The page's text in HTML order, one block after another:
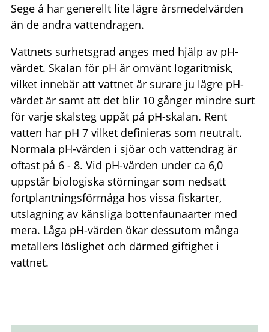
Sege å har generellt lite lägre årsmedelvärden
än de andra vattendragen.
Vattnets surhetsgrad anges med hjälp av pH-
värdet. Skalan för pH är omvänt logaritmisk,
vilket innebär att vattnet är surare ju lägre pH-
värdet är samt att det blir 10 gånger mindre surt
för varje skalsteg uppåt på pH-skalan. Rent
vatten har pH 7 vilket definieras som neutralt.
Normala pH-värden i sjöar och vattendrag är
oftast på 6 - 8. Vid pH-värden under ca 6,0
uppstår biologiska störningar som nedsatt
fortplantningsförmåga hos vissa fiskarter,
utslagning av känsliga bottenfaunaarter med
mera. Låga pH-värden ökar dessutom många
metallers löslighet och därmed giftighet i
vattnet.